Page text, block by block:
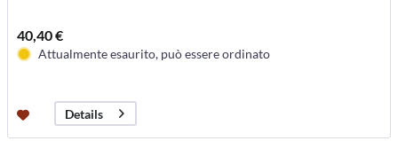
40,40 €
Attualmente esaurito, può essere ordinato
Details